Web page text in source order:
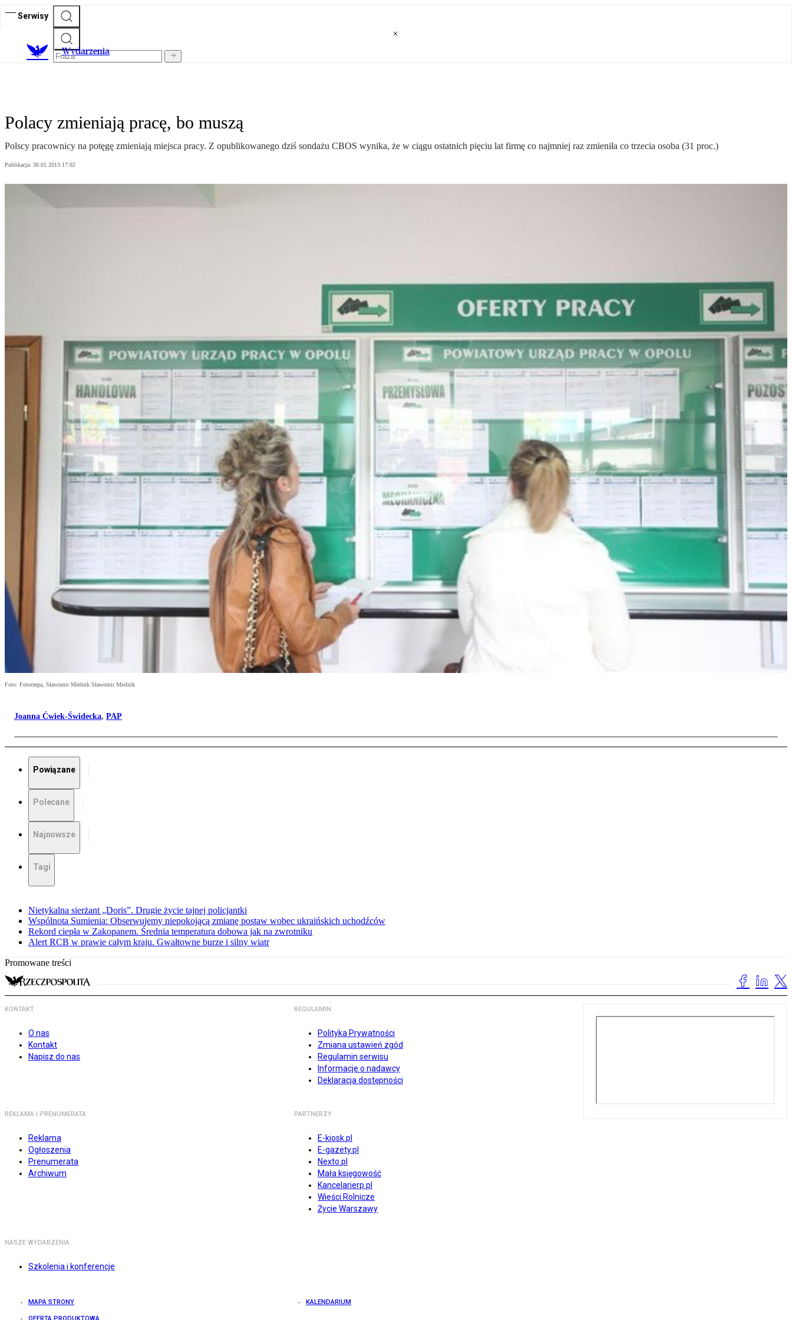
Serwisy
Wydarzenia
Polacy zmieniają pracę, bo muszą
Polscy pracownicy na potęgę zmieniają miejsca pracy. Z opublikowanego dziś sondażu CBOS wynika, że w ciągu ostatnich pięciu lat firmę co najmniej raz zmieniła co trzecia osoba (31 proc.)
Publikacja: 30.01.2013 17:02
Foto: Fotorzepa, Sławomir Mielnik Sławomir Mielnik
Joanna Ćwiek-Świdecka, PAP
Powiązane
Polecane
Najnowsze
Tagi
Nietykalna sierżant „Doris”. Drugie życie tajnej policjantki
Wspólnota Sumienia: Obserwujemy niepokojącą zmianę postaw wobec ukraińskich uchodźców
Rekord ciepła w Zakopanem. Średnia temperatura dobowa jak na zwrotniku
Alert RCB w prawie całym kraju. Gwałtowne burze i silny wiatr
Promowane treści
KONTAKT
O nas
Kontakt
Napisz do nas
REGULAMIN
Polityka Prywatności
Zmiana ustawień zgód
Regulamin serwisu
Informacje o nadawcy
Deklaracja dostępności
REKLAMA I PRENUMERATA
Reklama
Ogłoszenia
Prenumerata
Archiwum
PARTNERZY
E-kiosk.pl
E-gazety.pl
Nexto.pl
Mała księgowość
Kancelarierp.pl
Wieści Rolnicze
Życie Warszawy
NASZE WYDARZENIA
Szkolenia i konferencje
MAPA STRONY KALENDARIUM